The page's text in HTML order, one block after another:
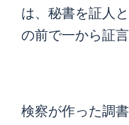
は、秘書を証人
の前で一から証
検察が作った調